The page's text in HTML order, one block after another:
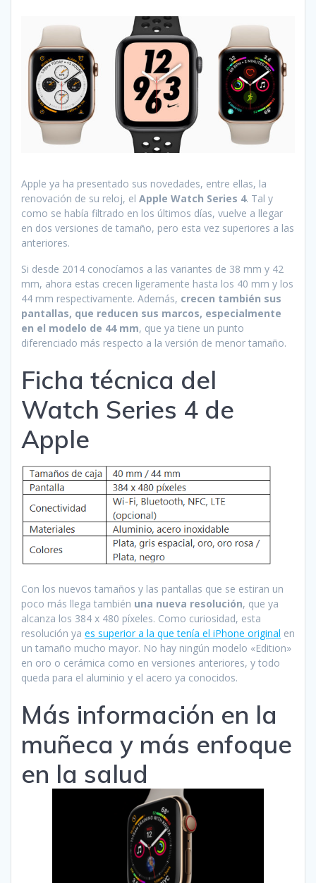
Apple ya ha presentado sus novedades, entre ellas, la
renovación de su reloj, el Apple Watch Series 4. Tal y
como se había filtrado en los últimos días, vuelve a llegar
en dos versiones de tamaño, pero esta vez superiores a las
anteriores.
Si desde 2014 conocíamos a las variantes de 38 mm y 42
mm, ahora estas crecen ligeramente hasta los 40 mm y los
44 mm respectivamente. Además, crecen también sus
pantallas, que reducen sus marcos, especialmente
en el modelo de 44 mm, que ya tiene un punto
diferenciado más respecto a la versión de menor tamaño.
Ficha técnica del
Watch Series 4 de
Apple
Con los nuevos tamaños y las pantallas que se estiran un
poco más llega también una nueva resolución, que ya
alcanza los 384 x 480 píxeles. Como curiosidad, esta
resolución ya es superior a la que tenía el iPhone original en
un tamaño mucho mayor. No hay ningún modelo «Edition»
en oro o cerámica como en versiones anteriores, y todo
queda para el aluminio y el acero ya conocidos.
Más información en la
muñeca y más enfoque
en la salud